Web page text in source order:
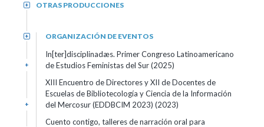
OTRAS PRODUCCIONES
+
ORGANIZACIÓN DE EVENTOS
+
In[ter]disciplinadæs. Primer Congreso Latinoamericano
de Estudios Feministas del Sur (2025)
+
XIII Encuentro de Directores y XII de Docentes de
Escuelas de Bibliotecología y Ciencia de la Información
del Mercosur (EDDBCIM 2023) (2023)
+
Cuento contigo, talleres de narración oral para